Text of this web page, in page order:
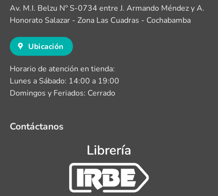
Av. M.I. Belzu Nº S-0734 entre J. Armando Méndez y A.
Honorato Salazar - Zona Las Cuadras - Cochabamba
Ubicación
Horario de atención en tienda:
Lunes a Sábado: 14:00 a 19:00
Domingos y Feriados: Cerrado
Contáctanos